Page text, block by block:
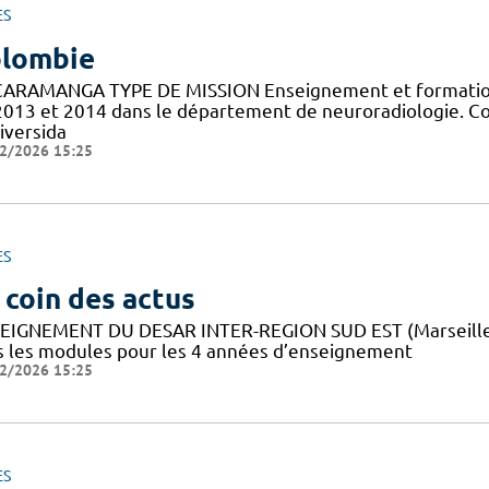
TYPE DE MISSION Enseignement et
et 2014 dans le département de neuroradiologie.
2026 15:25
coin des actus
DU DESAR INTER-REGION SUD EST
les modules pour les 4 années d’enseignement
2026 15:25